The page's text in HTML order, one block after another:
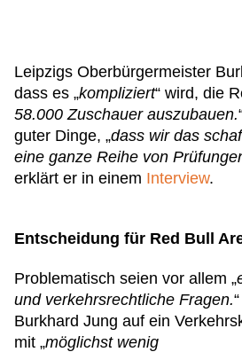
Leipzigs Oberbürgermeister
dass es „kompliziert“ wird, die
58.000 Zuschauer auszubauen.
guter Dinge, „dass wir das
eine ganze Reihe von
erklärt er in einem Interview.
Entscheidung für Red Bull
Problematisch seien vor allem „
und verkehrsrechtliche Fragen.
Burkhard Jung auf ein
mit „möglichst wenig